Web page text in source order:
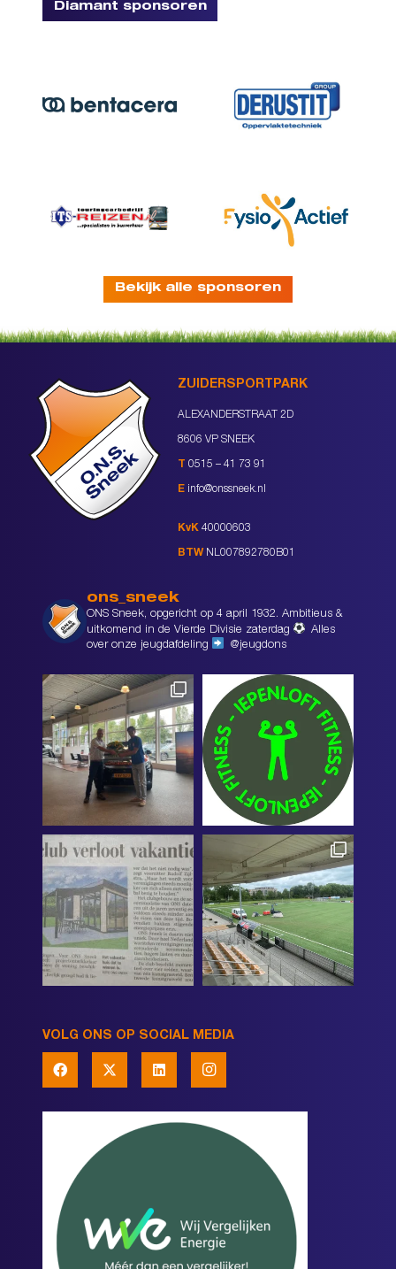
Diamant sponsoren
Bekijk alle sponsoren
ZUIDERSPORTPARK
ALEXANDERSTRAAT 2D
8606 VP SNEEK
T 0515 – 41 73 91
E info@onssneek.nl
KvK 40000603
BTW NL007892780B01
ons_sneek
ONS Sneek, opgericht op 4 april 1932. Ambitieus &
uitkomend in de Vierde Divisie zaterdag
Alles
over onze jeugdafdeling
@jeugdons
VOLG ONS OP SOCIAL MEDIA